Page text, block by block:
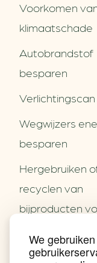
We
Partners
Contact
Nieuws
Voorkomen
klimaatschade
Autobrandstof
besparen
Verlichtingscan
Wegwijzers
besparen
Hergebruiken
recyclen van
bijproducten
Energie